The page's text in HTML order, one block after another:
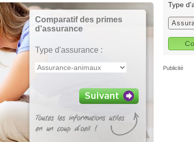
Comparatif des primes
d'assurance
Type d'assurance :
Type
Publicité